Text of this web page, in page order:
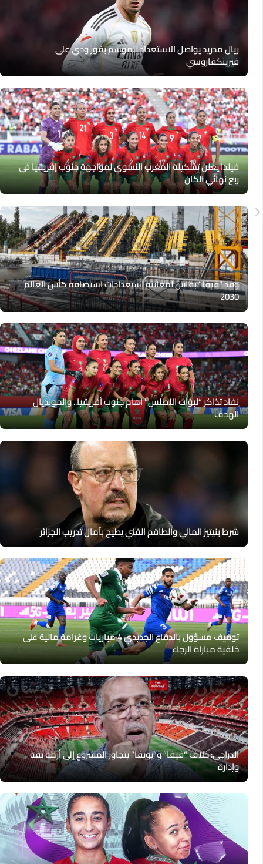
ريال مدريد يواصل الاستعداد للموسم بفوز ودي على
فيرينكفاروسي
فيلدا يعلن تشكيلة المغرب النسوي لمواجهة جنوب إفريقيا في
ربع نهائي الكان
وفد “فيفا” بفاس لمعاينة استعدادات استضافة كأس العالم
2030
نفاد تذاكر “لبؤات الأطلس” أمام جنوب أفريقيا.. والمونديال
الهدف
شرط بنيتيز المالي والطاقم الفني يطيح بآمال تدريب الجزائر
توقيف مسؤول بالدفاع الجديدي 4 مباريات وغرامة مالية على
خلفية مباراة الرجاء
الدراجي: خلاف “فيفا” و”يويفا” يتجاوز المشروع إلى أزمة ثقة
وإدارة